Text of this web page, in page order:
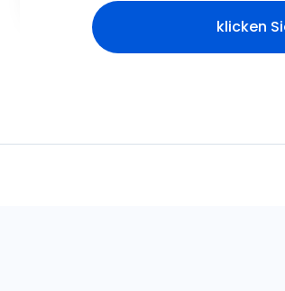
klicken